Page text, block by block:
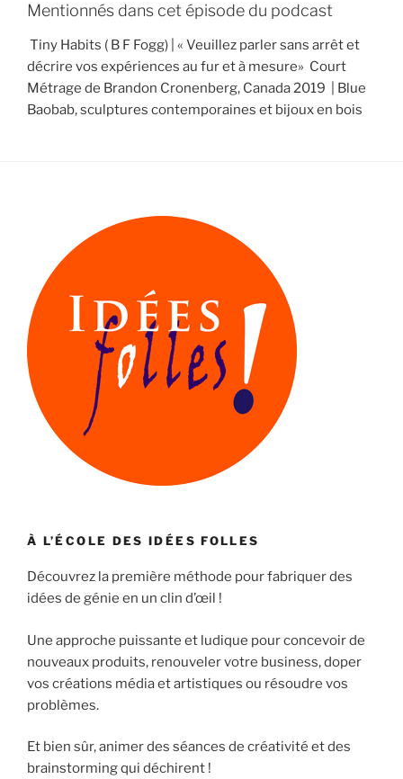
Mentionnés dans cet épisode du podcast
Tiny Habits ( B F Fogg) | « Veuillez parler sans arrêt et
décrire vos expériences au fur et à mesure» Court
Métrage de Brandon Cronenberg, Canada 2019 | Blue
Baobab, sculptures contemporaines et bijoux en bois
À L’ÉCOLE DES IDÉES FOLLES
Découvrez la première méthode pour fabriquer des
idées de génie en un clin d’œil !
Une approche puissante et ludique pour concevoir de
nouveaux produits, renouveler votre business, doper
vos créations média et artistiques ou résoudre vos
problèmes.
Et bien sûr, animer des séances de créativité et des
brainstorming qui déchirent !